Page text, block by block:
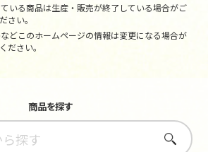
いる商品は生産・販売が終了している場合がご
さい。
どこのホームページの情報は変更になる場合が
ださい。
商品を探す
さがす